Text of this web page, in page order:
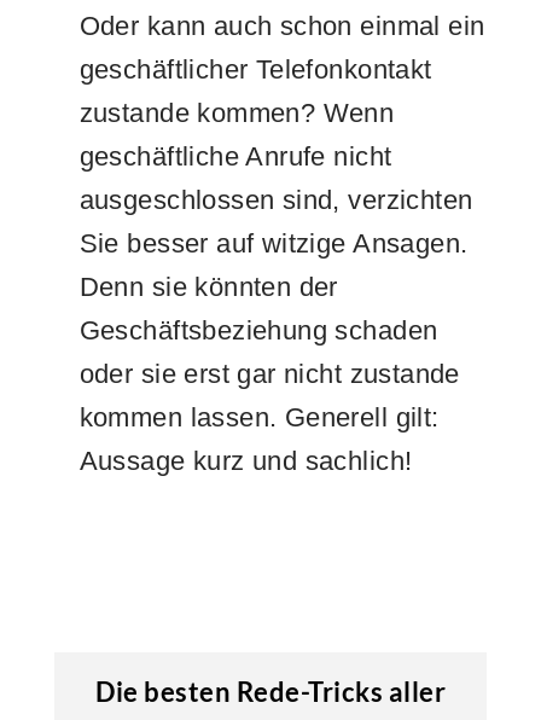
Oder kann auch schon einmal ein
geschäftlicher Telefonkontakt
zustande kommen? Wenn
geschäftliche Anrufe nicht
ausgeschlossen sind, verzichten
Sie besser auf witzige Ansagen.
Denn sie könnten der
Geschäftsbeziehung schaden
oder sie erst gar nicht zustande
kommen lassen. Generell gilt:
Aussage kurz und sachlich!